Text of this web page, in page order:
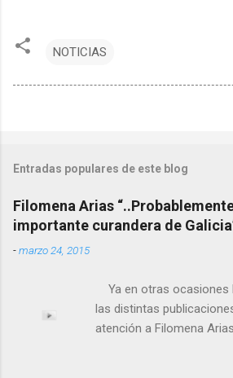
NOTICIAS
Entradas populares de este blog
Filomena Arias
importante curandera de
-marzo 24, 2015
Ya en otras ocasiones
las distintas
atención a Filomena
el pasado siglo tuvo